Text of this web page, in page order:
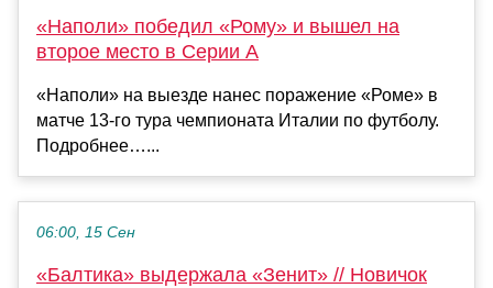
«Наполи» победил «Рому» и вышел на
второе место в Серии А
«Наполи» на выезде нанес поражение «Роме» в
матче 13‑го тура чемпионата Италии по футболу.
Подробнее…...
06:00, 15 Сен
«Балтика» выдержала «Зенит» // Новичок